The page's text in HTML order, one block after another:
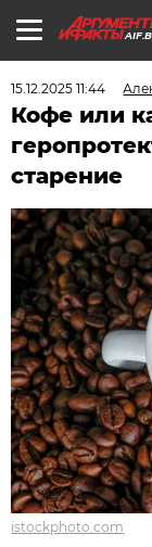
15.12.2025 11:44
Кофе или
старение
istockphoto.com